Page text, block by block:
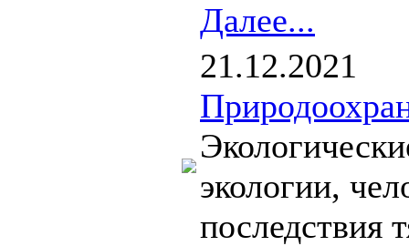
Далее...
21.12.2021
экологии,
последствия